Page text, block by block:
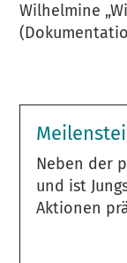
Wilhelmine
Neben der
und ist
Aktionen